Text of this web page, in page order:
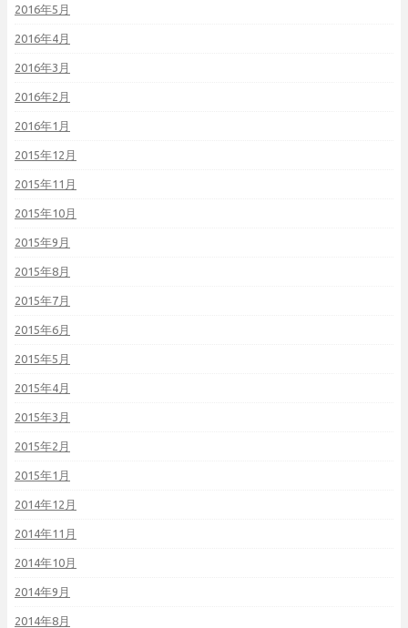
2016年5月
2016年4月
2016年3月
2016年2月
2016年1月
2015年12月
2015年11月
2015年10月
2015年9月
2015年8月
2015年7月
2015年6月
2015年5月
2015年4月
2015年3月
2015年2月
2015年1月
2014年12月
2014年11月
2014年10月
2014年9月
2014年8月